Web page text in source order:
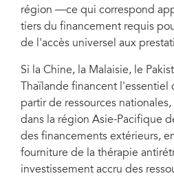
région —ce qui correspond
tiers du financement requis
de l'accès universel aux
Si la Chine, la Malaisie, le
Thaïlande financent l'essentiel
partir de ressources
dans la région Asie-Pacifique
des financements extérieurs,
fourniture de la thérapie
investissement accru des